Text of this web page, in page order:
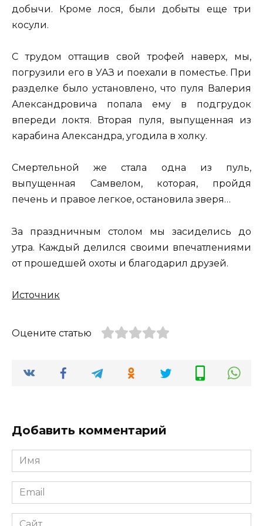
добычи. Кроме лося, были добыты еще три
косули.
С трудом оттащив свой трофей наверх, мы,
погрузили его в УАЗ и поехали в поместье. При
разделке было установлено, что пуля Валерия
Александровича попала ему в подгрудок
впереди локтя. Вторая пуля, выпущенная из
карабина Александра, угодила в холку.
Смертельной же стала одна из пуль,
выпущенная Самвелом, которая, пройдя
печень и правое легкое, остановила зверя…
За праздничным столом мы засиделись до
утра. Каждый делился своими впечатлениями
от прошедшей охоты и благодарил друзей.
Источник
Оцените статью
Добавить комментарий
Имя
*
Email
*
Сайт